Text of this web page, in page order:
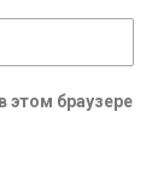
этом браузере